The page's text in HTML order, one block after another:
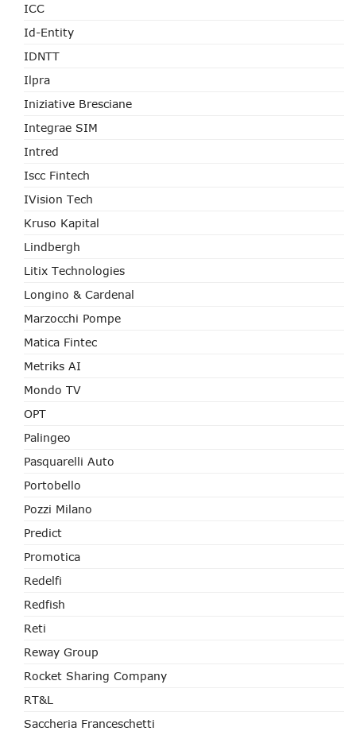
ICC
Id-Entity
IDNTT
Ilpra
Iniziative Bresciane
Integrae SIM
Intred
Iscc Fintech
IVision Tech
Kruso Kapital
Lindbergh
Litix Technologies
Longino & Cardenal
Marzocchi Pompe
Matica Fintec
Metriks AI
Mondo TV
OPT
Palingeo
Pasquarelli Auto
Portobello
Pozzi Milano
Predict
Promotica
Redelfi
Redfish
Reti
Reway Group
Rocket Sharing Company
RT&L
Saccheria Franceschetti